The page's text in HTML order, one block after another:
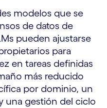
modelos que se
de datos de
pueden ajustarse
para
en tareas definidas
más reducido
por dominio, un
una gestión del ciclo